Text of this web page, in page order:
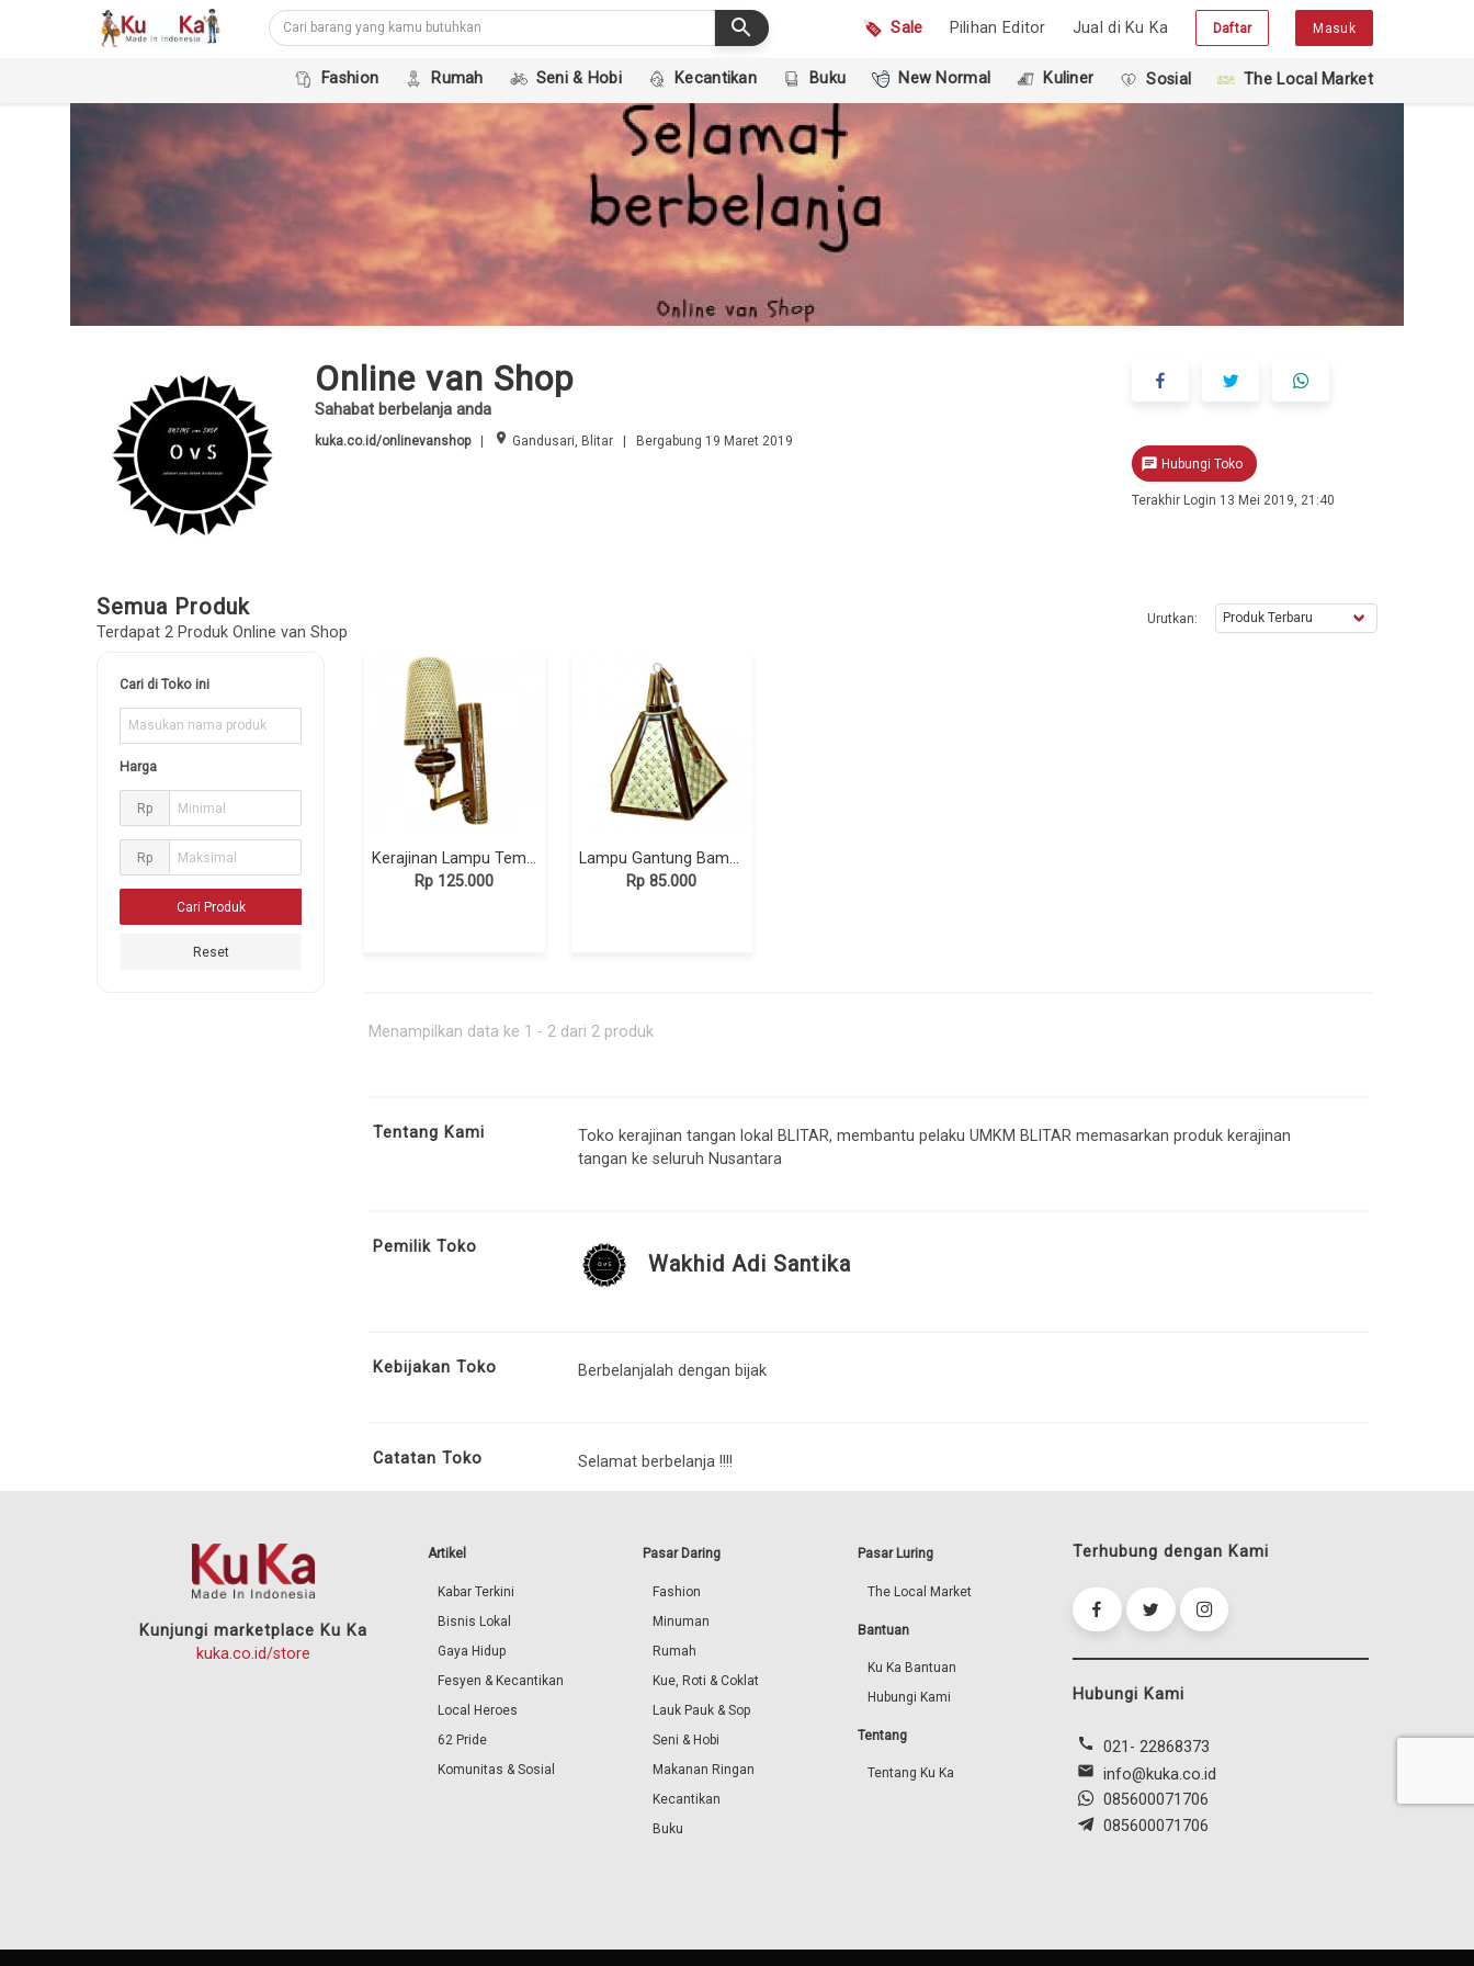
search Sale Pilihan Editor Jual di Ku Ka Daftar Masuk
Fashion Rumah Seni & Hobi Kecantikan Buku New Normal Kuliner Sosial The Local Market
Online van Shop
Sahabat berbelanja anda
kuka.co.id/onlinevanshop| room Gandusari, Blitar | Bergabung 19 Maret 2019
chat Hubungi Toko
Terakhir Login 13 Mei 2019, 21:40
Semua Produk
Terdapat 2 Produk Online van Shop
Urutkan:
Cari di Toko ini
Harga
Rp
Rp
Reset
Kerajinan Lampu Tempel Bambu
Rp 125.000
Lampu Gantung Bambu Unik
Rp 85.000
Menampilkan data ke 1 - 2 dari 2 produk
Tentang Kami
Toko kerajinan tangan lokal BLITAR, membantu pelaku UMKM BLITAR memasarkan produk kerajinan
tangan ke seluruh Nusantara
Pemilik Toko
Wakhid Adi Santika
Kebijakan Toko Berbelanjalah dengan bijak
Catatan Toko Selamat berbelanja !!!!
Kunjungi marketplace Ku Ka
kuka.co.id/store
Artikel
Kabar Terkini
Bisnis Lokal
Gaya Hidup
Fesyen & Kecantikan
Local Heroes
62 Pride
Komunitas & Sosial
Pasar Daring
Fashion
Minuman
Rumah
Kue, Roti & Coklat
Lauk Pauk & Sop
Seni & Hobi
Makanan Ringan
Kecantikan
Buku
Pasar Luring
The Local Market
Bantuan
Ku Ka Bantuan
Hubungi Kami
Tentang
Tentang Ku Ka
Terhubung dengan Kami
Hubungi Kami
call 021- 22868373
mail info@kuka.co.id
085600071706
085600071706